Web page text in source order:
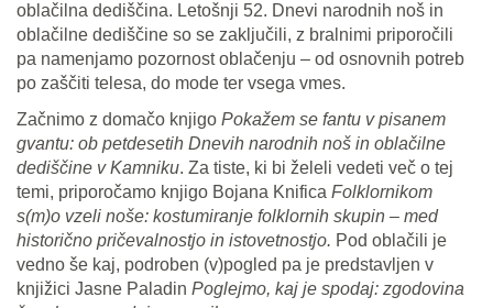
oblačilna dediščina. Letošnji 52. Dnevi narodnih noš in
oblačilne dediščine so se zaključili, z bralnimi priporočili
pa namenjamo pozornost oblačenju – od osnovnih potreb
po zaščiti telesa, do mode ter vsega vmes.
Začnimo z domačo knjigo Pokažem se fantu v pisanem
gvantu: ob petdesetih Dnevih narodnih noš in oblačilne
dediščine v Kamniku. Za tiste, ki bi želeli vedeti več o tej
temi, priporočamo knjigo Bojana Knifica Folklornikom
s(m)o vzeli noše: kostumiranje folklornih skupin – med
historično pričevalnostjo in istovetnostjo. Pod oblačili je
vedno še kaj, podroben (v)pogled pa je predstavljen v
knjižici Jasne Paladin Poglejmo, kaj je spodaj: zgodovina